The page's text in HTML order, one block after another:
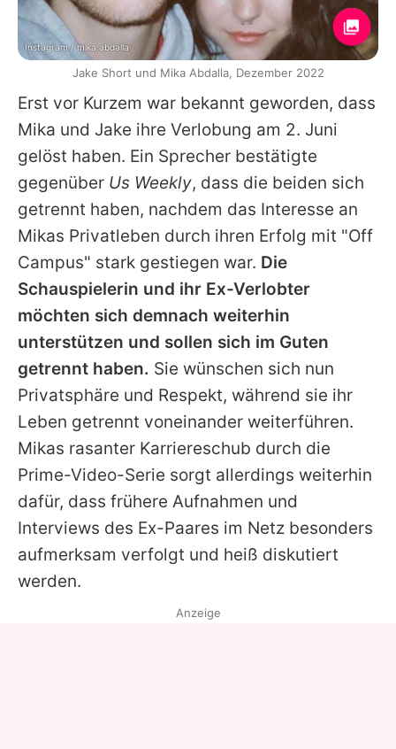
Erst vor Kurzem war bekannt geworden, dass
Mika und Jake ihre Verlobung am 2. Juni
gelöst haben. Ein Sprecher bestätigte
gegenüber Us Weekly, dass die beiden sich
getrennt haben, nachdem das Interesse an
Mikas Privatleben durch ihren Erfolg mit "Off
Campus" stark gestiegen war. Die
Schauspielerin und ihr Ex-Verlobter
möchten sich demnach weiterhin
unterstützen und sollen sich im Guten
getrennt haben. Sie wünschen sich nun
Privatsphäre und Respekt, während sie ihr
Leben getrennt voneinander weiterführen.
Mikas rasanter Karriereschub durch die
Prime-Video-Serie sorgt allerdings weiterhin
dafür, dass frühere Aufnahmen und
Interviews des Ex-Paares im Netz besonders
aufmerksam verfolgt und heiß diskutiert
werden.
Instagram / mika.abdalla
Jake Short und Mika Abdalla, Dezember 2022
Anzeige